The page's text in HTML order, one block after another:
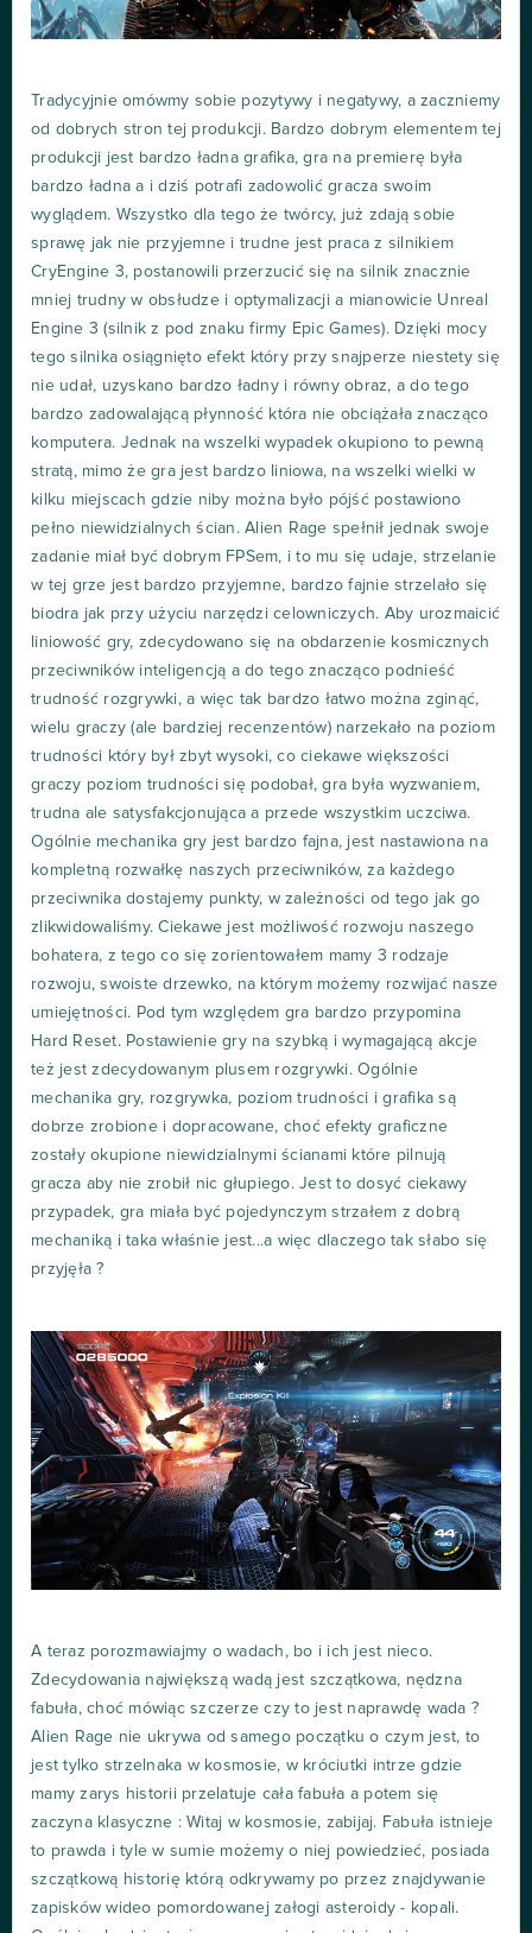
Tradycyjnie omówmy sobie pozytywy i negatywy, a zaczniemy
od dobrych stron tej produkcji. Bardzo dobrym elementem tej
produkcji jest bardzo ładna grafika, gra na premierę była
bardzo ładna a i dziś potrafi zadowolić gracza swoim
wyglądem. Wszystko dla tego że twórcy, już zdają sobie
sprawę jak nie przyjemne i trudne jest praca z silnikiem
CryEngine 3, postanowili przerzucić się na silnik znacznie
mniej trudny w obsłudze i optymalizacji a mianowicie Unreal
Engine 3 (silnik z pod znaku firmy Epic Games). Dzięki mocy
tego silnika osiągnięto efekt który przy snajperze niestety się
nie udał, uzyskano bardzo ładny i równy obraz, a do tego
bardzo zadowalającą płynność która nie obciążała znacząco
komputera. Jednak na wszelki wypadek okupiono to pewną
stratą, mimo że gra jest bardzo liniowa, na wszelki wielki w
kilku miejscach gdzie niby można było pójść postawiono
pełno niewidzialnych ścian. Alien Rage spełnił jednak swoje
zadanie miał być dobrym FPSem, i to mu się udaje, strzelanie
w tej grze jest bardzo przyjemne, bardzo fajnie strzelało się
biodra jak przy użyciu narzędzi celowniczych. Aby urozmaicić
liniowość gry, zdecydowano się na obdarzenie kosmicznych
przeciwników inteligencją a do tego znacząco podnieść
trudność rozgrywki, a więc tak bardzo łatwo można zginąć,
wielu graczy (ale bardziej recenzentów) narzekało na poziom
trudności który był zbyt wysoki, co ciekawe większości
graczy poziom trudności się podobał, gra była wyzwaniem,
trudna ale satysfakcjonująca a przede wszystkim uczciwa.
Ogólnie mechanika gry jest bardzo fajna, jest nastawiona na
kompletną rozwałkę naszych przeciwników, za każdego
przeciwnika dostajemy punkty, w zależności od tego jak go
zlikwidowaliśmy. Ciekawe jest możliwość rozwoju naszego
bohatera, z tego co się zorientowałem mamy 3 rodzaje
rozwoju, swoiste drzewko, na którym możemy rozwijać nasze
umiejętności. Pod tym względem gra bardzo przypomina
Hard Reset. Postawienie gry na szybką i wymagającą akcje
też jest zdecydowanym plusem rozgrywki. Ogólnie
mechanika gry, rozgrywka, poziom trudności i grafika są
dobrze zrobione i dopracowane, choć efekty graficzne
zostały okupione niewidzialnymi ścianami które pilnują
gracza aby nie zrobił nic głupiego. Jest to dosyć ciekawy
przypadek, gra miała być pojedynczym strzałem z dobrą
mechaniką i taka właśnie jest...a więc dlaczego tak słabo się
przyjęła ?
A teraz porozmawiajmy o wadach, bo i ich jest nieco.
Zdecydowania największą wadą jest szczątkowa, nędzna
fabuła, choć mówiąc szczerze czy to jest naprawdę wada ?
Alien Rage nie ukrywa od samego początku o czym jest, to
jest tylko strzelnaka w kosmosie, w króciutki intrze gdzie
mamy zarys historii przelatuje cała fabuła a potem się
zaczyna klasyczne : Witaj w kosmosie, zabijaj. Fabuła istnieje
to prawda i tyle w sumie możemy o niej powiedzieć, posiada
szczątkową historię którą odkrywamy po przez znajdywanie
zapisków wideo pomordowanej załogi asteroidy - kopali.